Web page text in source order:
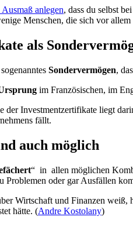
anlegen, dass du selbst
Menschen, die sich vor
als
Sondervermögen,
im Französischen, im
der Investmentzertifikate liegt
fällt.
auch möglich
“ in allen möglichen
Problemen oder gar Ausfällen
Wirtschaft und Finanzen weiß,
hätte. (Andre Kostolany)